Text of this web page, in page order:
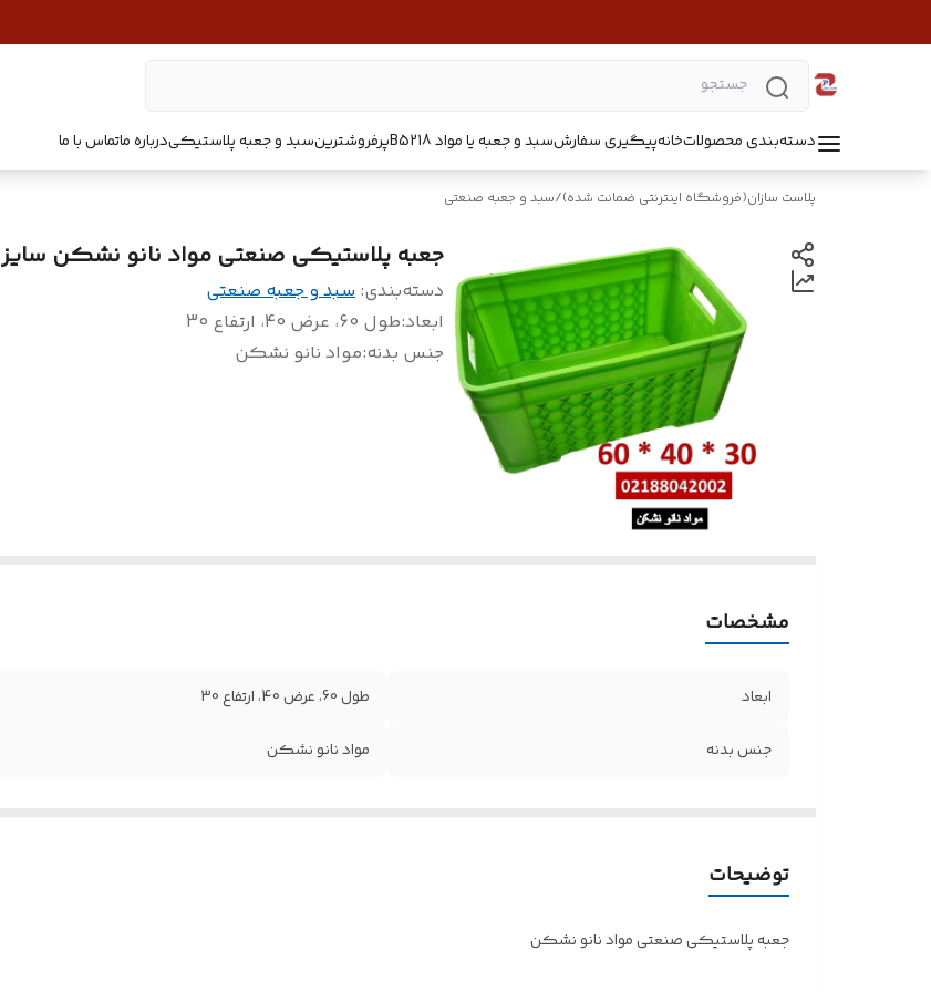
دسته‌بندی محصولاتخانهپیگیری سفارشسبد و جعبه یا مواد B5218 پرفروشترینسبد و جعبه پلاستیکیدرباره ماتماس با ما
پلاست سازان(فروشگاه اینترنتی ضمانت شده)/سبد و جعبه صنعتی
جعبه پلاستیکی صنعتی مواد نانو نشکن سایز 30*40*60
دسته‌بندی: سبد و جعبه صنعتی
ابعاد:طول 60، عرض 40، ارتفاع 30
جنس بدنه:مواد نانو نشکن
مشخصات
ابعاد طول 60، عرض 40، ارتفاع 30
جنس بدنه مواد نانو نشکن
توضیحات
جعبه پلاستیکی صنعتی مواد نانو نشکن